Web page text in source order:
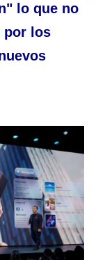
lo que no
por los